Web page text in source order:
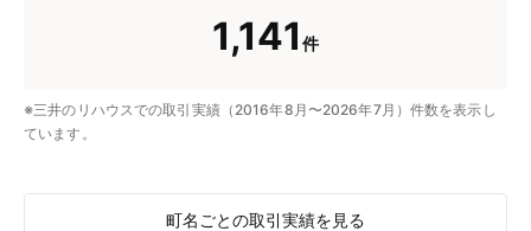
1,141件
※三井のリハウスでの取引実績（2016年8月〜2026年7月）件数を表示し
ています。
町名ごとの取引実績を見る